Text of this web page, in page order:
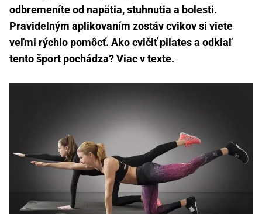
odbremeníte od napätia, stuhnutia a bolesti.
Pravidelným aplikovaním zostáv cvikov si viete
veľmi rýchlo pomôcť. Ako cvičiť pilates a odkiaľ
tento šport pochádza? Viac v texte.